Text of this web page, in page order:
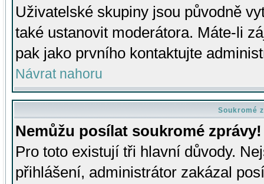
Uživatelské skupiny jsou původně
také ustanovit moderátora. Máte-li
pak jako prvního kontaktujte
Návrat nahoru
Soukromé
Nemůžu posílat soukromé zprávy!
Pro toto existují tři hlavní důvody.
přihlášení, administrátor zakázal